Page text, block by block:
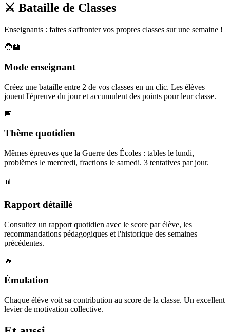
⚔️ Bataille de Classes
Enseignants : faites s'affronter vos propres classes sur une semaine !
🧑‍🏫
Mode enseignant
Créez une bataille entre 2 de vos classes en un clic. Les élèves
jouent l'épreuve du jour et accumulent des points pour leur classe.
📅
Thème quotidien
Mêmes épreuves que la Guerre des Écoles : tables le lundi,
problèmes le mercredi, fractions le samedi. 3 tentatives par jour.
📊
Rapport détaillé
Consultez un rapport quotidien avec le score par élève, les
recommandations pédagogiques et l'historique des semaines
précédentes.
🔥
Émulation
Chaque élève voit sa contribution au score de la classe. Un excellent
levier de motivation collective.